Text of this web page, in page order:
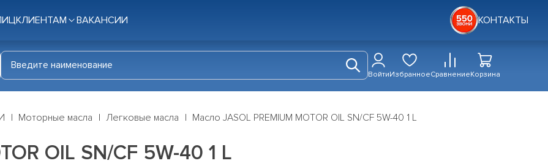
КЛИЕНТАМ ВАКАНСИИ КОНТАКТЫ
ВойтиИзбранноеСравнениеКорзина
Моторные масла Легковые масла Масло JASOL PREMIUM MOTOR OIL SN/CF 5W-40 1 L
OIL SN/CF 5W-40 1 L